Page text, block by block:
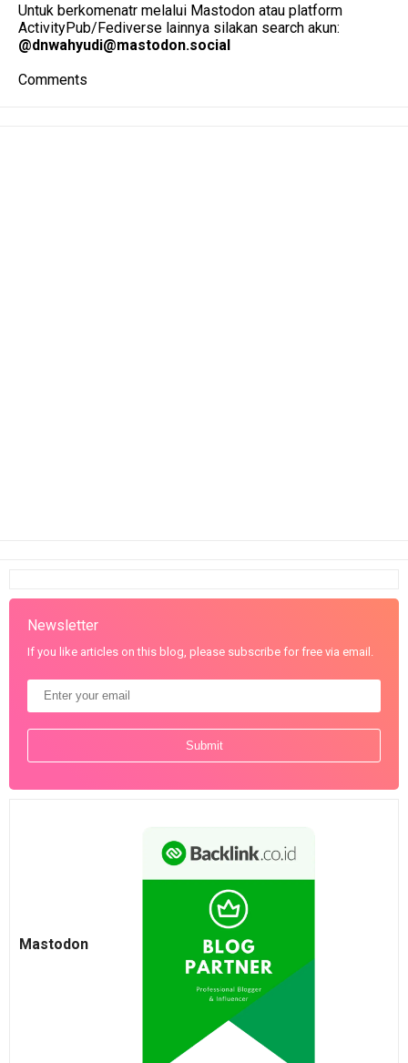
Untuk berkomenatr melalui Mastodon atau platform
ActivityPub/Fediverse lainnya silakan search akun:
@dnwahyudi@mastodon.social
Comments
Newsletter
If you like articles on this blog, please subscribe for free via email.
Mastodon